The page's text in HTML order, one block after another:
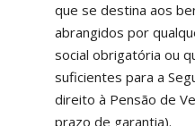
que se destina aos
abrangidos por
social obrigatória ou
suficientes para a
direito à Pensão de
prazo de garantia).